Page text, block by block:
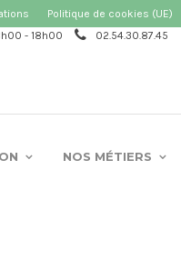
Politique de cookies (UE)
- 18h00
02.54.30.87.45
NOS MÉTIERS